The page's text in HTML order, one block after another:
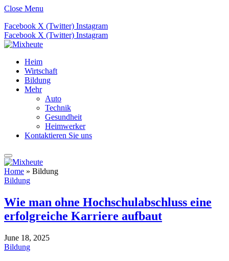
Close Menu
Facebook X (Twitter) Instagram
Facebook X (Twitter) Instagram
Heim
Wirtschaft
Bildung
Mehr
Auto
Technik
Gesundheit
Heimwerker
Kontaktieren Sie uns
Home » Bildung
Bildung
Wie man ohne Hochschulabschluss eine
erfolgreiche Karriere aufbaut
June 18, 2025
Bildung